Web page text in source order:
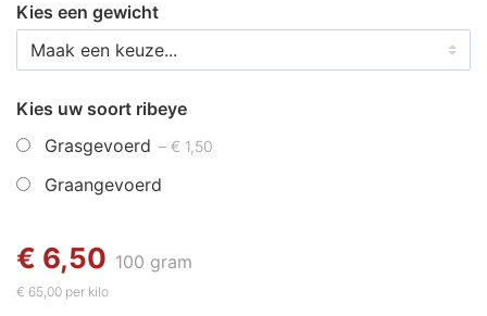
Kies een gewicht
Kies uw soort ribeye
Grasgevoerd – € 1,50
Graangevoerd
€ 6,50 100 gram
€ 65,00 per kilo